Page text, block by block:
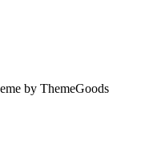
by ThemeGoods